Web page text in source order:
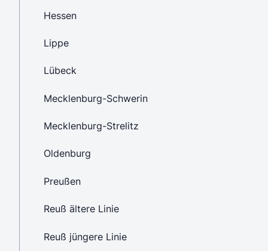
Hessen
Lippe
Lübeck
Mecklenburg-Schwerin
Mecklenburg-Strelitz
Oldenburg
Preußen
Reuß ältere Linie
Reuß jüngere Linie